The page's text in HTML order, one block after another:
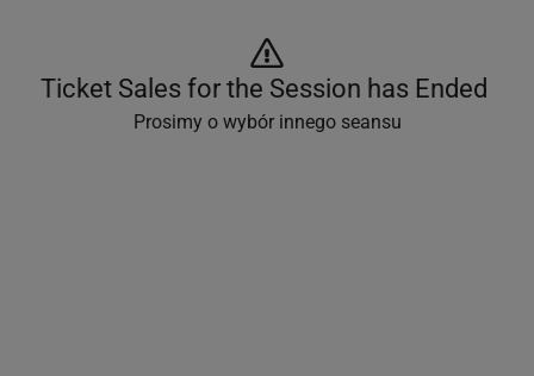
Ticket Sales for the Session has Ended
Prosimy o wybór innego seansu